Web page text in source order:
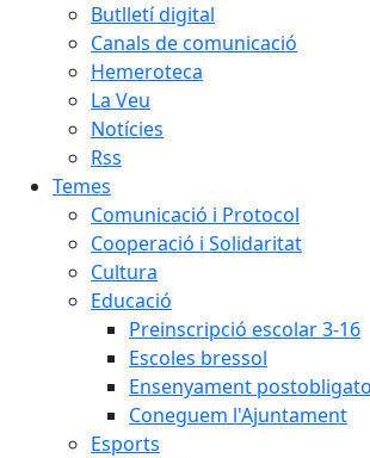
Butlletí digital
Canals de comunicació
Hemeroteca
La Veu
Notícies
Rss
Temes
Comunicació i Protocol
Cooperació i Solidaritat
Cultura
Educació
Preinscripció escolar 3-16
Escoles bressol
Ensenyament
Coneguem l'Ajuntament
Esports